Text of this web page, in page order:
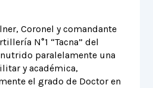
Coronel y comandante
N°1 “Tacna” del
paralelamente una
y académica,
el grado de Doctor en